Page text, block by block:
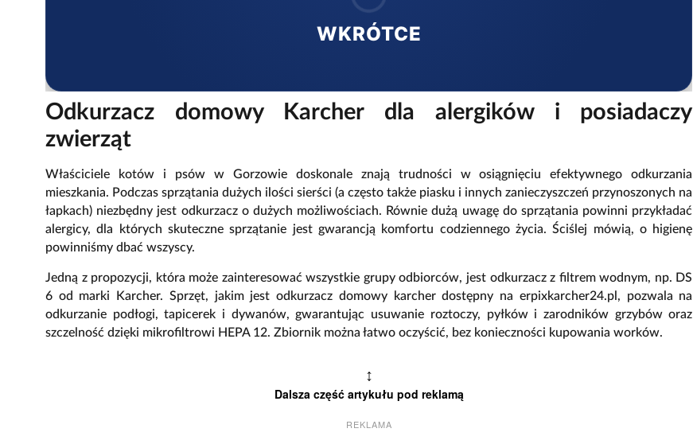
WKRÓTCE
Odkurzacz domowy Karcher dla alergików i posiadaczy
zwierząt
Właściciele kotów i psów w Gorzowiedoskonale znają trudności w osiągnięciu efektywnego odkurzania
mieszkania. Podczas sprzątania dużych ilości sierści (a często także piasku i innych zanieczyszczeń przynoszonych na
łapkach) niezbędny jest odkurzacz o dużych możliwościach. Równie dużą uwagę do sprzątania powinni przykładać
alergicy, dla których skuteczne sprzątanie jest gwarancją komfortu codziennego życia. Ściślej mówią, o higienę
powinniśmy dbać wszyscy.
Jedną z propozycji, która może zainteresować wszystkie grupy odbiorców, jest odkurzacz z filtrem wodnym, np. DS
6 od marki Karcher. Sprzęt, jakim jestodkurzacz domowy karcher dostępny na erpixkarcher24.pl , pozwala na
odkurzanie podłogi, tapicerek i dywanów, gwarantując usuwanie roztoczy, pyłków i zarodników grzybów oraz
szczelność dzięki mikrofiltrowi HEPA 12. Zbiornik można łatwo oczyścić, bez konieczności kupowania worków.
↕
Dalsza część artykułu pod reklamą
REKLAMA